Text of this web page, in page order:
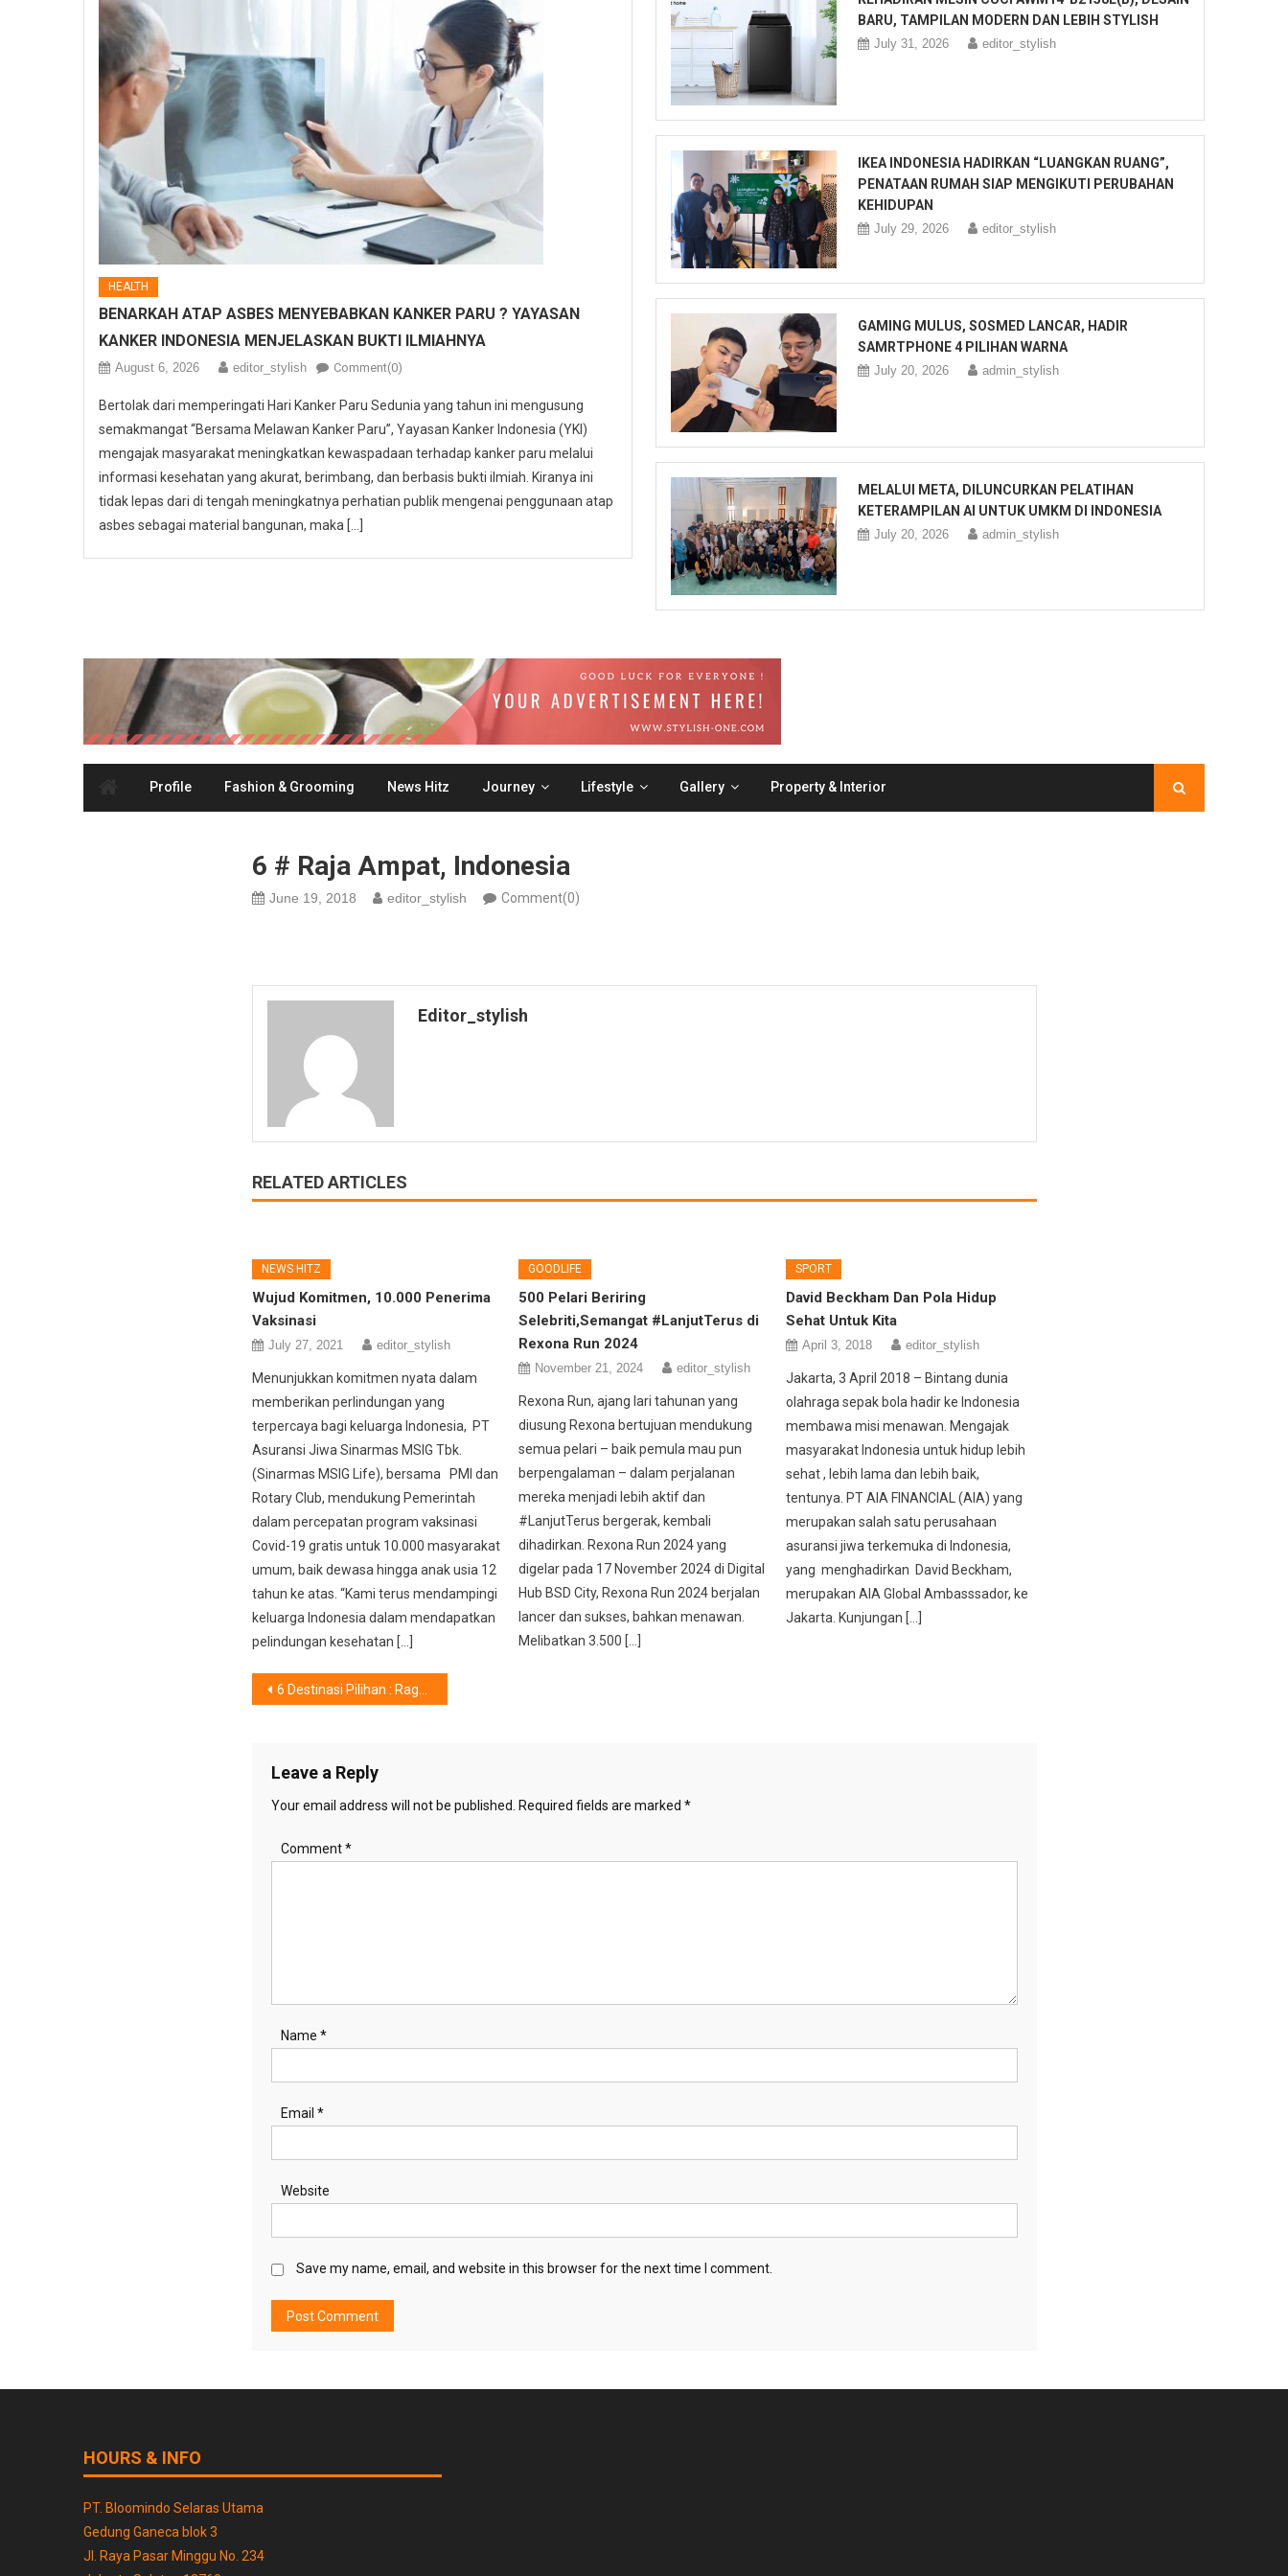
HEALTH
BENARKAH ATAP ASBES MENYEBABKAN KANKER PARU ? YAYASAN
KANKER INDONESIA MENJELASKAN BUKTI ILMIAHNYA
August 6, 2026 editor_stylish Comment(0)
Bertolak dari memperingati Hari Kanker Paru Sedunia yang tahun ini mengusung
semakmangat “Bersama Melawan Kanker Paru”, Yayasan Kanker Indonesia (YKI)
mengajak masyarakat meningkatkan kewaspadaan terhadap kanker paru melalui
informasi kesehatan yang akurat, berimbang, dan berbasis bukti ilmiah. Kiranya ini
tidak lepas dari di tengah meningkatnya perhatian publik mengenai penggunaan atap
asbes sebagai material bangunan, maka […]
BARU, TAMPILAN MODERN DAN LEBIH STYLISH
July 31, 2026 editor_stylish
IKEA INDONESIA HADIRKAN “LUANGKAN RUANG”,
PENATAAN RUMAH SIAP MENGIKUTI PERUBAHAN
KEHIDUPAN
July 29, 2026 editor_stylish
GAMING MULUS, SOSMED LANCAR, HADIR
SAMRTPHONE 4 PILIHAN WARNA
July 20, 2026 admin_stylish
MELALUI META, DILUNCURKAN PELATIHAN
KETERAMPILAN AI UNTUK UMKM DI INDONESIA
July 20, 2026 admin_stylish
Profile Fashion & Grooming News Hitz Journey Lifestyle Gallery Property & Interior
6 # Raja Ampat, Indonesia
June 19, 2018 editor_stylish Comment(0)
Editor_stylish
RELATED ARTICLES
NEWS HITZ
Wujud Komitmen, 10.000 Penerima
Vaksinasi
July 27, 2021 editor_stylish
Menunjukkan komitmen nyata dalam
memberikan perlindungan yang
terpercaya bagi keluarga Indonesia, PT
Asuransi Jiwa Sinarmas MSIG Tbk.
(Sinarmas MSIG Life), bersama PMI dan
Rotary Club, mendukung Pemerintah
dalam percepatan program vaksinasi
Covid-19 gratis untuk 10.000 masyarakat
umum, baik dewasa hingga anak usia 12
tahun ke atas. “Kami terus mendampingi
keluarga Indonesia dalam mendapatkan
pelindungan kesehatan […]
GOODLIFE
500 Pelari Beriring
Selebriti,Semangat #LanjutTerus di
Rexona Run 2024
November 21, 2024 editor_stylish
Rexona Run, ajang lari tahunan yang
diusung Rexona bertujuan mendukung
semua pelari – baik pemula mau pun
berpengalaman – dalam perjalanan
mereka menjadi lebih aktif dan
#LanjutTerus bergerak, kembali
dihadirkan. Rexona Run 2024 yang
digelar pada 17 November 2024 di Digital
Hub BSD City, Rexona Run 2024 berjalan
lancer dan sukses, bahkan menawan.
Melibatkan 3.500 […]
SPORT
David Beckham Dan Pola Hidup
Sehat Untuk Kita
April 3, 2018 editor_stylish
Jakarta, 3 April 2018 – Bintang dunia
olahraga sepak bola hadir ke Indonesia
membawa misi menawan. Mengajak
masyarakat Indonesia untuk hidup lebih
sehat , lebih lama dan lebih baik,
tentunya. PT AIA FINANCIAL (AIA) yang
merupakan salah satu perusahaan
asuransi jiwa terkemuka di Indonesia,
yang menghadirkan David Beckham,
merupakan AIA Global Ambasssador, ke
Jakarta. Kunjungan […]
Post
6 Destinasi Pilihan : Ragam Nuansa
Leave a Reply
Your email address will not be published. Required fields are marked *
Comment*
Name *
Email *
Website
Save my name, email, and website in this browser for the next time I comment.
HOURS & INFO
PT. Bloomindo Selaras Utama
Gedung Ganeca blok 3
Jl. Raya Pasar Minggu No. 234